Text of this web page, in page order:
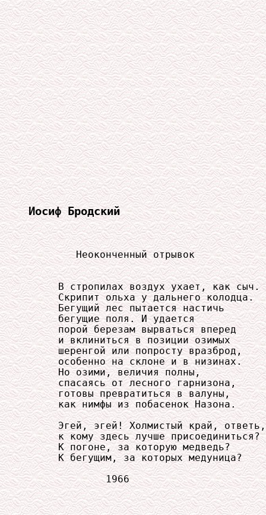
Иосиф Бродский
        Неоконченный отрывок
     В стропилах воздух ухает, как сыч.
     Скрипит ольха у дальнего колодца.
     Бегущий лес пытается настичь
     бегущие поля. И удается
     порой березам вырваться вперед
     и вклиниться в позиции озимых
     шеренгой или попросту вразброд,
     особенно на склоне и в низинах.
     Но озими, величия полны,
     спасаясь от лесного гарнизона,
     готовы превратиться в валуны,
     как нимфы из побасенок Назона.
     Эгей, эгей! Холмистый край, ответь,
     к кому здесь лучше присоединиться?
     К погоне, за которую медведь?
     К бегущим, за которых медуница?
             1966